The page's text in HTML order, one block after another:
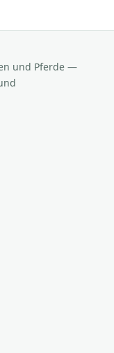
und Pferde —